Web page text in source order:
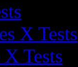
X Tests
Tests